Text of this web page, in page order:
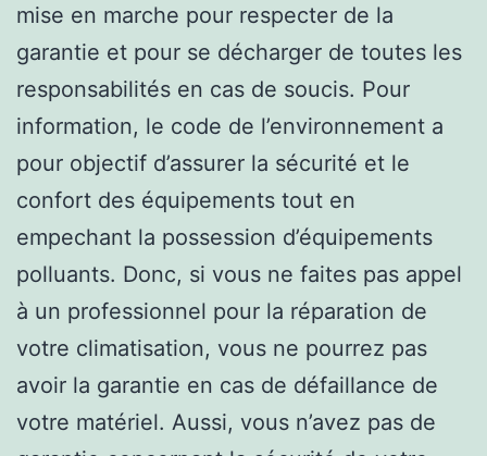
mise en marche pour respecter de la
garantie et pour se décharger de toutes les
responsabilités en cas de soucis. Pour
information, le code de l’environnement a
pour objectif d’assurer la sécurité et le
confort des équipements tout en
empechant la possession d’équipements
polluants. Donc, si vous ne faites pas appel
à un professionnel pour la réparation de
votre climatisation, vous ne pourrez pas
avoir la garantie en cas de défaillance de
votre matériel. Aussi, vous n’avez pas de